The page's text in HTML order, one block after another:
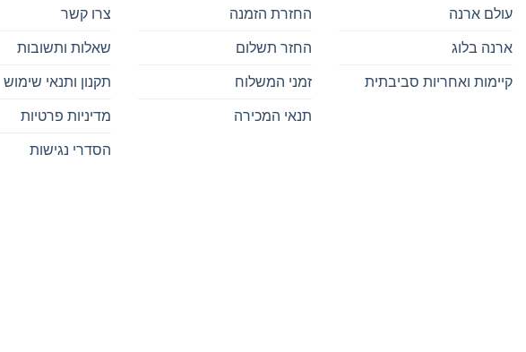
עולם ארנה
ארנה בלוג
קיימות ואחריות סביבתית
החזרת הזמנה
החזר תשלום
זמני המשלוח
תנאי המכירה
צרו קשר
שאלות ותשובות
תקנון ותנאי שימוש
מדיניות פרטיות
הסדרי נגישות